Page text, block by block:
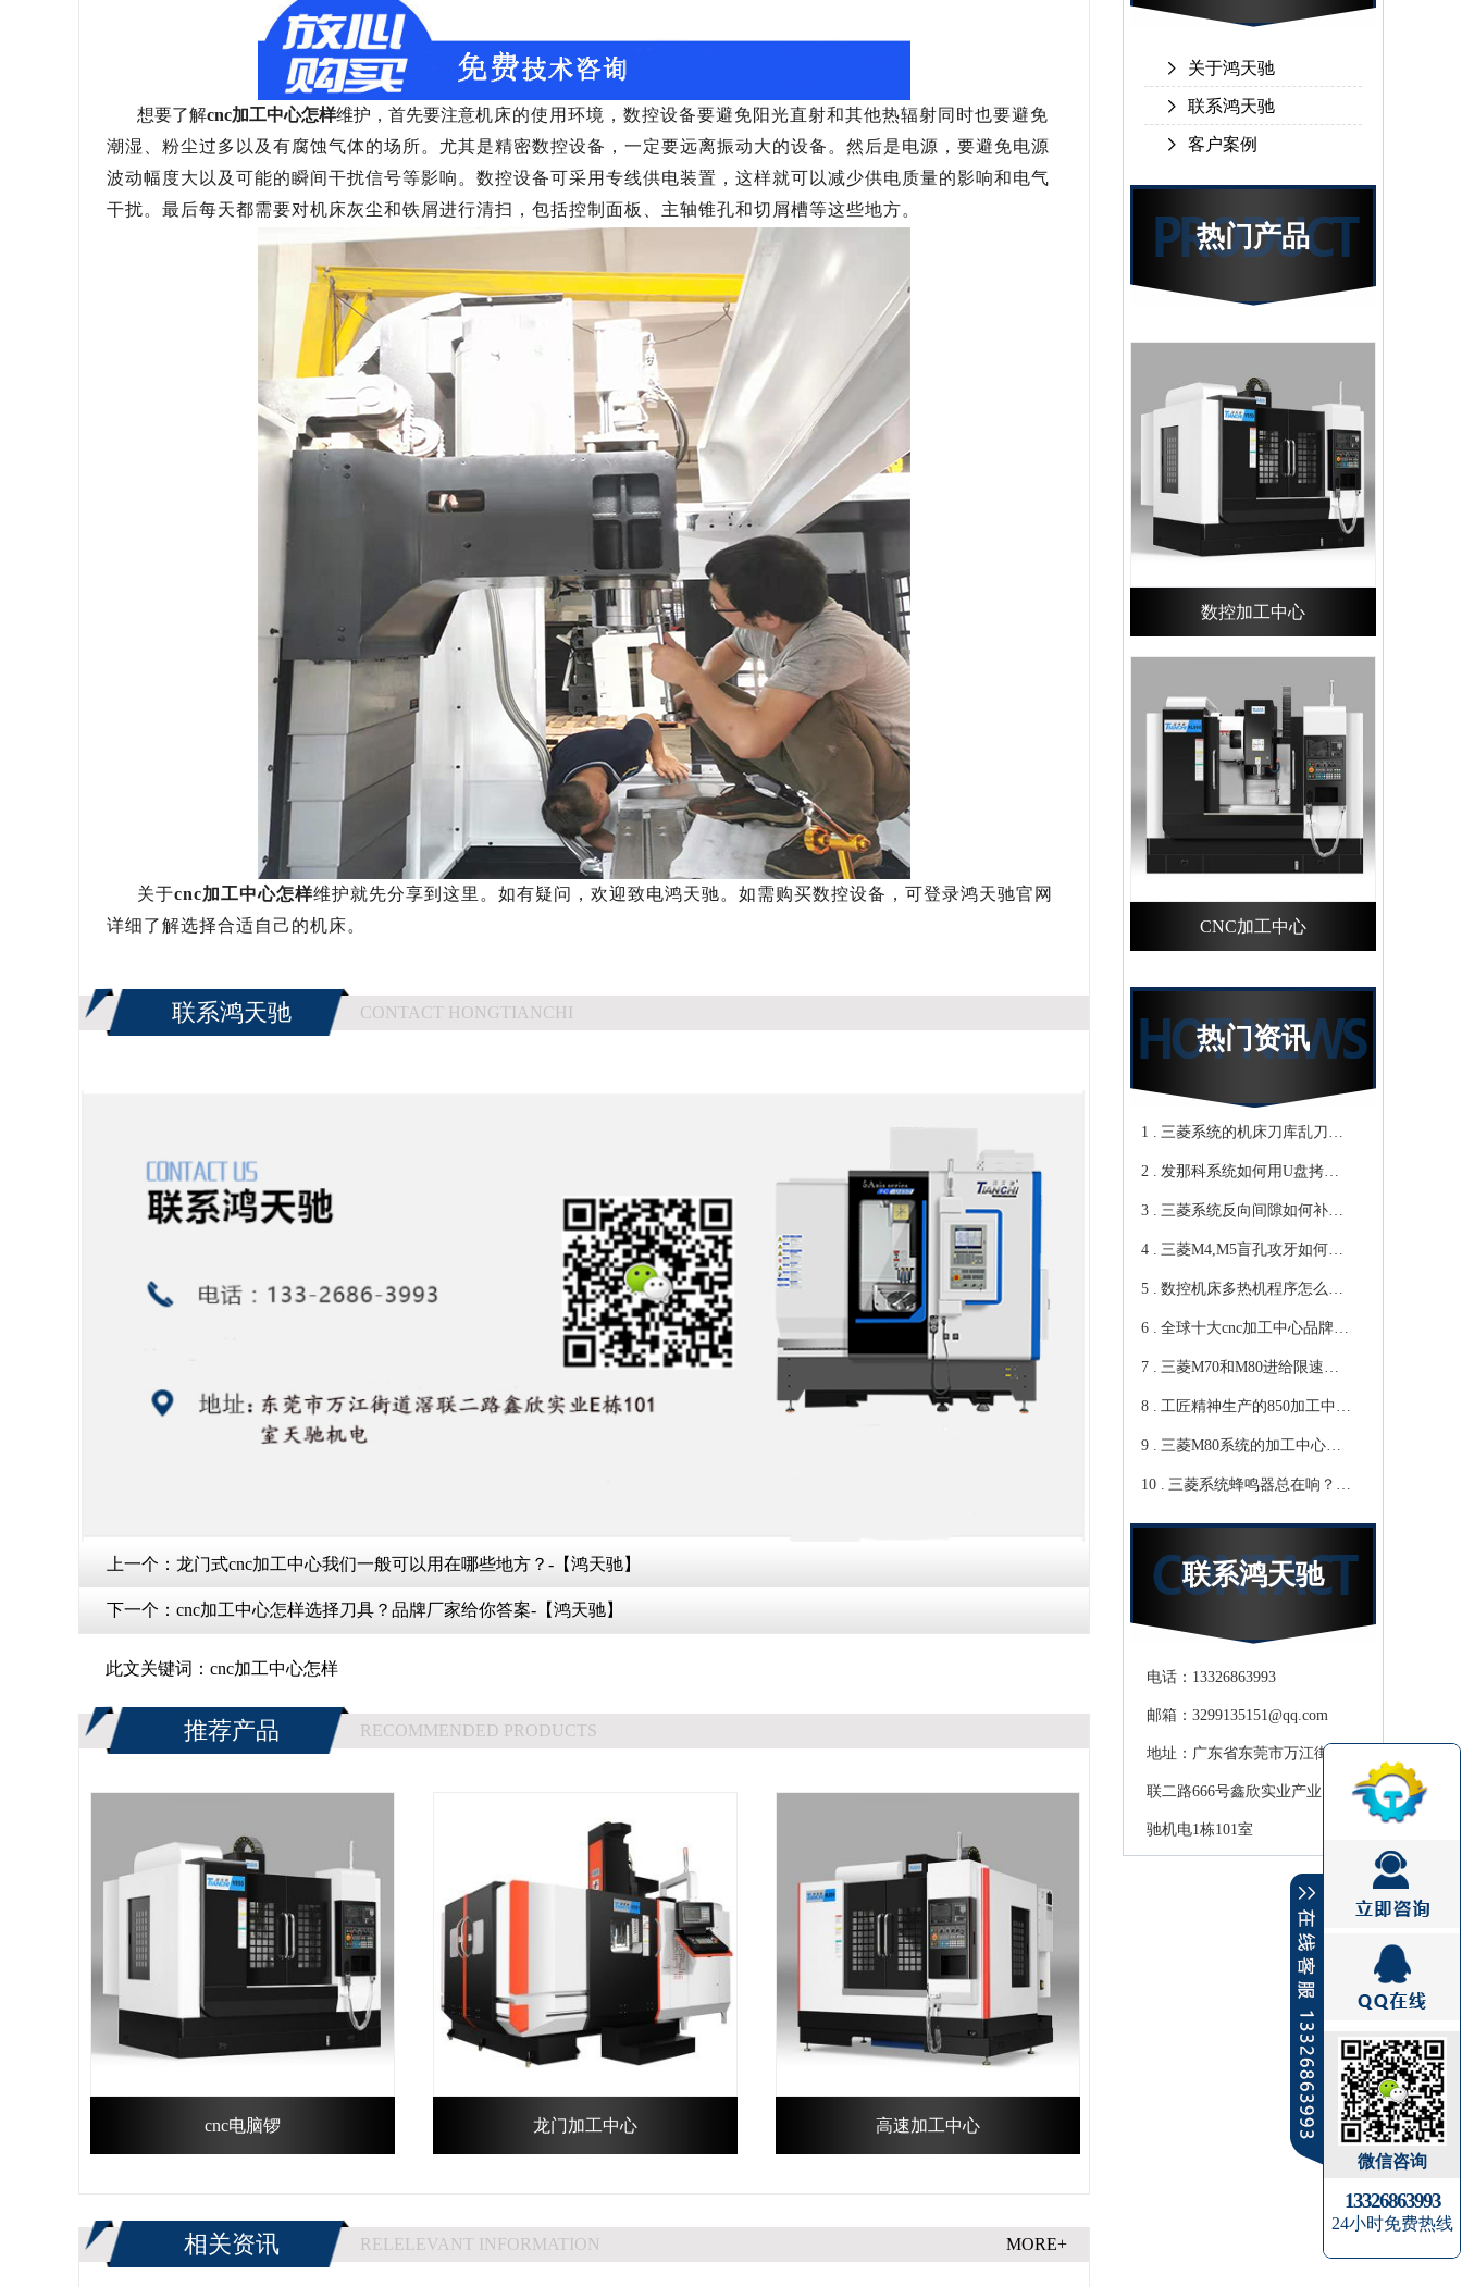
想要了解cnc加工中心怎样维护，首先要注意机床的使用环境，数控设备要避免阳光直射和其他热辐射同时也要避免
潮湿、粉尘过多以及有腐蚀气体的场所。尤其是精密数控设备，一定要远离振动大的设备。然后是电源，要避免电源
波动幅度大以及可能的瞬间干扰信号等影响。数控设备可采用专线供电装置，这样就可以减少供电质量的影响和电气
干扰。最后每天都需要对机床灰尘和铁屑进行清扫，包括控制面板、主轴锥孔和切屑槽等这些地方。
关于cnc加工中心怎样维护就先分享到这里。如有疑问，欢迎致电鸿天驰。如需购买数控设备，可登录鸿天驰官网
详细了解选择合适自己的机床。
联系鸿天驰 CONTACT HONGTIANCHI
上一个： 龙门式cnc加工中心我们一般可以用在哪些地方？-【鸿天驰】
下一个： cnc加工中心怎样选择刀具？品牌厂家给你答案-【鸿天驰】
此文关键词： cnc加工中心怎样
推荐产品 RECOMMENDED PRODUCTS
cnc电脑锣 龙门加工中心 高速加工中心
相关资讯 RELELEVANT INFORMATION MORE+
关于鸿天驰
联系鸿天驰
客户案例
热门产品
数控加工中心
CNC加工中心
热门资讯
1 . 三菱系统的机床刀库乱刀，
CNC加工中心厂家教你轻松
归零-鸿天驰
2 . 发那科系统如何用U盘拷贝
加工程序？cnc立式加工中心
教你-鸿天驰
3 . 三菱系统反向间隙如何补
偿，数控cnc加工中心厂家来
教你-鸿天驰
4 . 三菱M4,M5盲孔攻牙如何设
转速和进给？高速cnc加工中
心教你-鸿天驰
5 . 数控机床多热机程序怎么
写？Cnc雕铣机厂家教你-鸿
天驰
6 . 全球十大cnc加工中心品牌，
你知道那些？-【鸿天驰】
7 . 三菱M70和M80进给限速该
修改哪个参数?鸿天驰高速
CNC机床厂家教你
8 . 工匠精神生产的850加工中
心,精度可达0.01mm 就选-
[鸿天驰]
9 . 三菱M80系统的加工中心无
程序报警怎么处理，CNC雕
铣机厂家教你
10 . 三菱系统蜂鸣器总在响？鸿
天驰850加工中心厂家教你关
掉它联系鸿天驰
电话：13326863993
邮箱：3299135151@qq.com
地址：广东省东莞市万江街道滘
联二路666号鑫欣实业产业园天
驰机电1栋101室
微信咨询
13326863993
24小时免费热线